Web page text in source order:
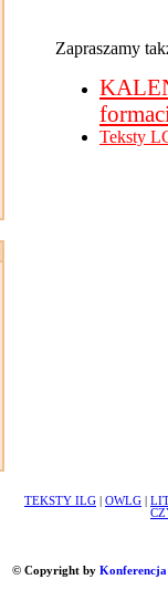
Zapraszamy
Teksty
TEKSTY ILG OWLG
© Copyright by Konferencja